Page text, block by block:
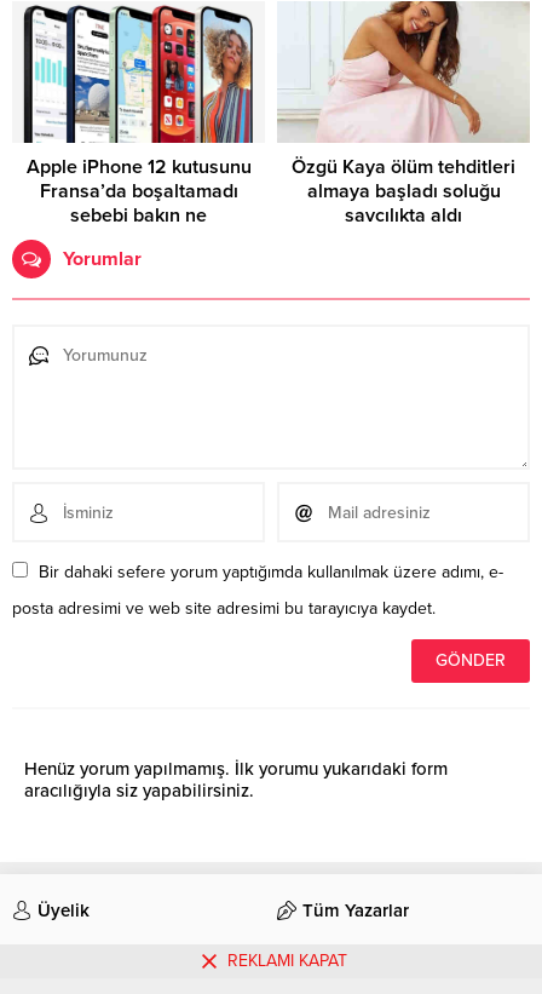
Apple iPhone 12 kutusunu
Fransa’da boşaltamadı
sebebi bakın ne
Özgü Kaya ölüm tehditleri
almaya başladı soluğu
savcılıkta aldı
Yorumlar
Bir dahaki sefere yorum yaptığımda kullanılmak üzere adımı, e-
posta adresimi ve web site adresimi bu tarayıcıya kaydet.
Henüz yorum yapılmamış. İlk yorumu yukarıdaki form
aracılığıyla siz yapabilirsiniz.
Üyelik Tüm Yazarlar
REKLAMI KAPAT